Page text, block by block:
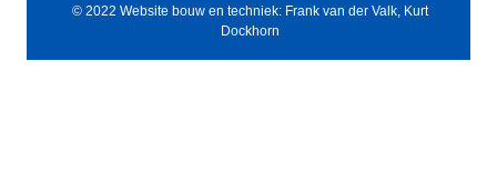
© 2022 Website bouw en techniek: Frank van der Valk, Kurt
Dockhorn